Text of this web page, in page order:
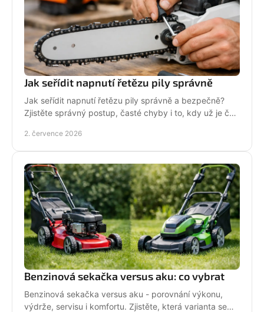
Jak seřídit napnutí řetězu pily správně
Jak seřídit napnutí řetězu pily správně a bezpečně?
Zjistěte správný postup, časté chyby i to, kdy už je čas
2. července 2026
Benzinová sekačka versus aku: co vybrat
Benzinová sekačka versus aku - porovnání výkonu,
výdrže, servisu i komfortu. Zjistěte, která varianta se